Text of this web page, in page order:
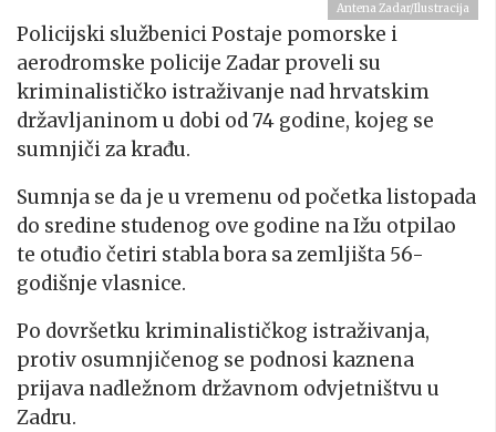
Antena Zadar/Ilustracija
Policijski službenici Postaje pomorske i
aerodromske policije Zadar proveli su
kriminalističko istraživanje nad hrvatskim
državljaninom u dobi od 74 godine, kojeg se
sumnjiči za krađu.
Sumnja se da je u vremenu od početka listopada
do sredine studenog ove godine na Ižu otpilao
te otuđio četiri stabla bora sa zemljišta 56-
godišnje vlasnice.
Po dovršetku kriminalističkog istraživanja,
protiv osumnjičenog se podnosi kaznena
prijava nadležnom državnom odvjetništvu u
Zadru.